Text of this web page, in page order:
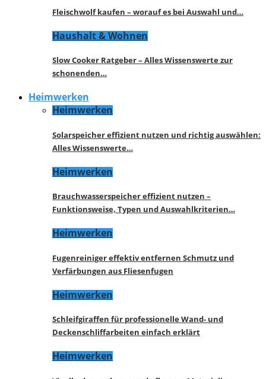
Fleischwolf kaufen – worauf es bei Auswahl und…
Haushalt & Wohnen
Slow Cooker Ratgeber – Alles Wissenswerte zur
schonenden…
Heimwerken
Heimwerken
Solarspeicher effizient nutzen und richtig auswählen:
Alles Wissenswerte…
Heimwerken
Brauchwasserspeicher effizient nutzen –
Funktionsweise, Typen und Auswahlkriterien…
Heimwerken
Fugenreiniger effektiv entfernen Schmutz und
Verfärbungen aus Fliesenfugen
Heimwerken
Schleifgiraffen für professionelle Wand- und
Deckenschliffarbeiten einfach erklärt
Heimwerken